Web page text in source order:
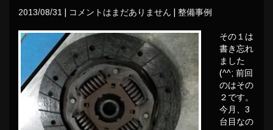
2013/08/31 コメントはまだありません 整備事例
その１は
書き忘れ
ました
(^^; 前回
のはその
２です。
今月、3
台目なの